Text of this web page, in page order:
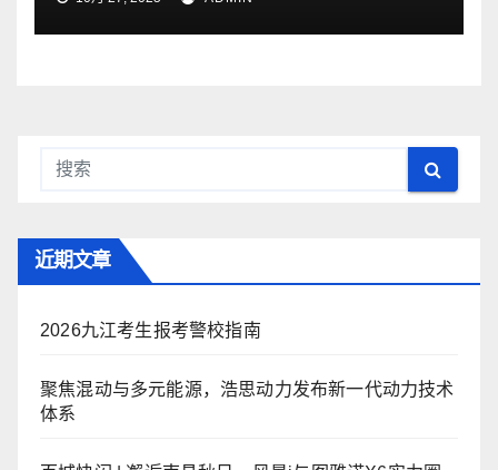
近期文章
2026九江考生报考警校指南
聚焦混动与多元能源，浩思动力发布新一代动力技术
体系